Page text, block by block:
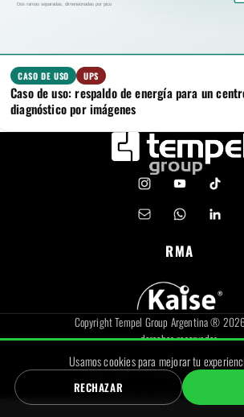
CASO DE USO UPS
Caso de uso: respaldo de energía para un
diagnóstico por imágenes
RMA
Copyright Tempel Group Argentina ®
derechos reservados.
|
Sobre nosotros|Contacto Política De
Política de uso de cookies
Usamos cookies para mejorar tu
RECHAZAR